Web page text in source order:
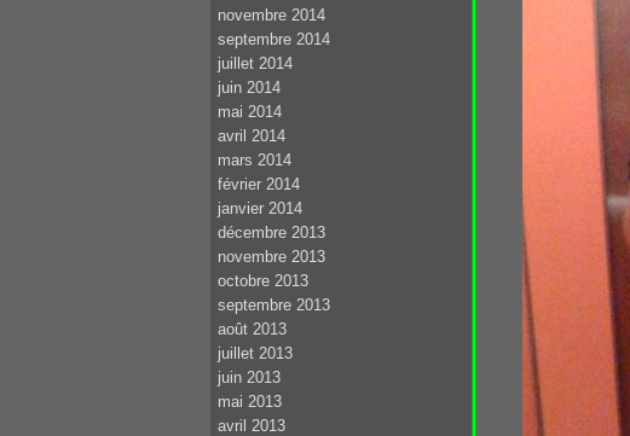
novembre 2014
septembre 2014
juillet 2014
juin 2014
mai 2014
avril 2014
mars 2014
février 2014
janvier 2014
décembre 2013
novembre 2013
octobre 2013
septembre 2013
août 2013
juillet 2013
juin 2013
mai 2013
avril 2013